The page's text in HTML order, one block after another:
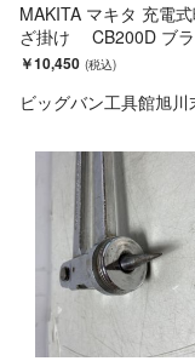
MAKITA マキタ 充電
ざ掛け CB200D ブ
￥10,450
ビッグバン工具館旭川